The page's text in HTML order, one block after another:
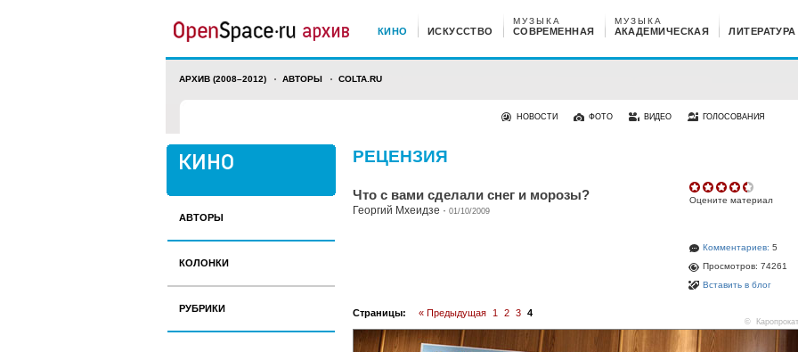
КИНО ИСКУССТВО СОВРЕМЕННАЯ
МУЗЫКА
АКАДЕМИЧЕСКАЯ
МУЗЫКА
ЛИТЕРАТУРА
АРХИВ (2008–2012) АВТОРЫ COLTA.RU
НОВОСТИ ФОТО ВИДЕО ГОЛОСОВАНИЯ
АВТОРЫ
КОЛОНКИ
РУБРИКИ
РЕЦЕНЗИЯ
Оцените материал
Комментариев: 5
Просмотров: 74261
Вставить в блог
Что с вами сделали снег и морозы?
Георгий Мхеидзе · 01/10/2009
Страницы: « Предыдущая 1 2 3 4
© Каропрокат